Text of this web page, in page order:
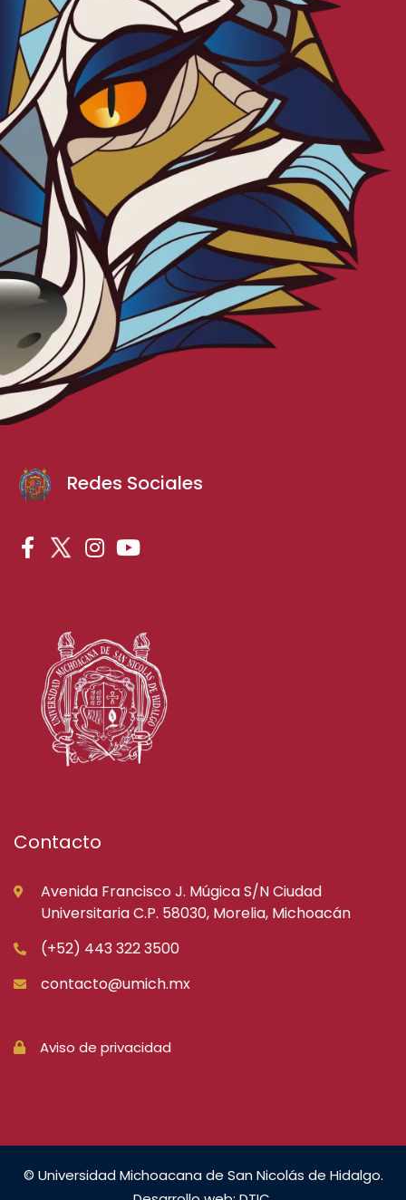
Redes Sociales
Contacto
Avenida Francisco J. Múgica S/N Ciudad
Universitaria C.P. 58030, Morelia, Michoacán
(+52) 443 322 3500
contacto@umich.mx
Aviso de privacidad
© Universidad Michoacana de San Nicolás de Hidalgo.